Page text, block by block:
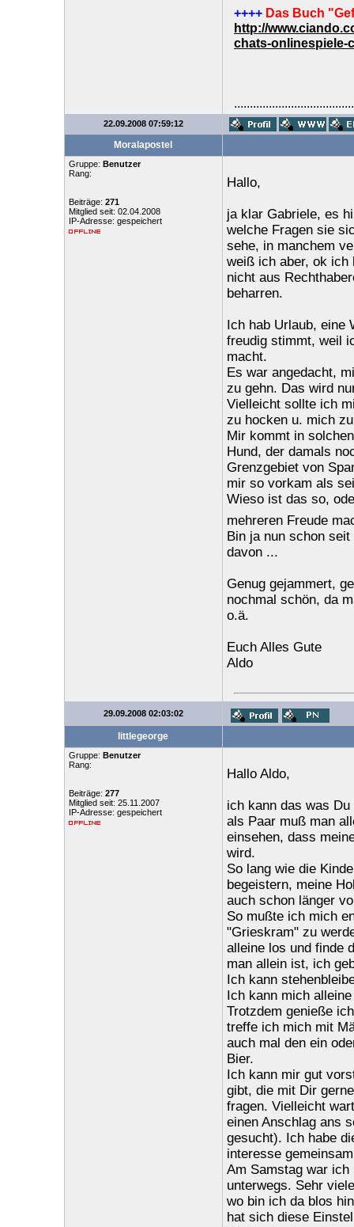
++++ Das Buch
http://
chats-onlinespiele-
22.09.2008 07:59:12
Moralapostel
Gruppe: Benutzer
Rang:
Beiträge: 271
Mitglied seit: 02.04.2008
IP-Adresse: gespeichert
Hallo,
ja klar Gabriele, es
welche Fragen sie
sehe, in manchem
weiß ich aber, ok ich
nicht aus
beharren.
Ich hab Urlaub, eine
freudig stimmt, weil
macht.
Es war angedacht,
zu gehn. Das wird
Vielleicht sollte ich
zu hocken u. mich
Mir kommt in
Hund, der damals
Grenzgebiet von
mir so vorkam als
Wieso ist das so,
mehreren Freude
Bin ja nun schon
davon ...
Genug gejammert,
nochmal schön, da
o.ä.
Euch Alles Gute
Aldo
29.09.2008 02:03:02
littlegeorge
Gruppe: Benutzer
Rang:
Beiträge: 277
Mitglied seit: 25.11.2007
IP-Adresse: gespeichert
Hallo Aldo,
ich kann das was
als Paar muß man
einsehen, dass
wird.
So lang wie die
begeistern, meine
auch schon länger
So mußte ich mich
"Grieskram" zu
alleine los und finde
man allein ist, ich
Ich kann
Ich kann mich
Trotzdem genieße
treffe ich mich mit
auch mal den ein
Bier.
Ich kann mir gut
gibt, die mit Dir
fragen. Vielleicht
einen Anschlag ans
gesucht). Ich habe
interesse
Am Samstag war
unterwegs. Sehr
wo bin ich da blos
hat sich diese